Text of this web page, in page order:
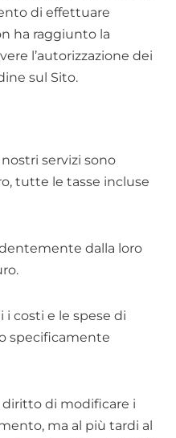
di effettuare
ha raggiunto la
l’autorizzazione dei
sul Sito.
nostri servizi sono
tutte le tasse incluse
dalla loro
costi e le spese di
specificamente
diritto di modificare i
ma al più tardi al